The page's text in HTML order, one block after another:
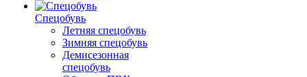
Спецобувь
Летняя спецобувь
Зимняя спецобувь
Демисезонная
спецобувь